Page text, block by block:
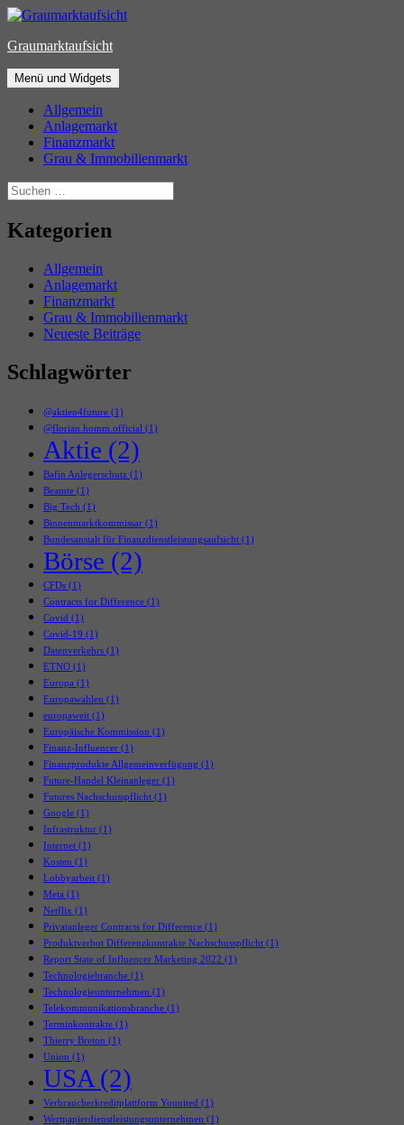
Zum
springen
Graumarktaufsicht
Menü und Widgets
Allgemein
Anlagemarkt
Finanzmarkt
Grau & Immobilienmarkt
Suchen
nach:
Kategorien
Allgemein
Anlagemarkt
Finanzmarkt
Grau & Immobilienmarkt
Neueste Beiträge
Schlagwörter
@aktien4future (1)
@florian.homm.official (1)
Aktie (2)
Bafin Anlegerschutz (1)
Beamte (1)
Big Tech (1)
Binnenmarktkommissar (1)
Bundesanstalt für Finanzdienstleistungsaufsicht (1)
Börse (2)
CFDs (1)
Contracts for Difference (1)
Covid (1)
Covid-19 (1)
Datenverkehrs (1)
ETNO (1)
Europa (1)
Europawahlen (1)
europaweit (1)
Europäische Kommission (1)
Finanz-Influencer (1)
Finanzprodukte Allgemeinverfügung (1)
Future-Handel Kleinanleger (1)
Futures Nachschusspflicht (1)
Google (1)
Infrastruktur (1)
Internet (1)
Kosten (1)
Lobbyarbeit (1)
Meta (1)
Netflix (1)
Privatanleger Contracts for Difference (1)
Produktverbot Differenzkontrakte Nachschusspflicht (1)
Report State of Influencer Marketing 2022 (1)
Technologiebranche (1)
Technologieunternehmen (1)
Telekommunikationsbranche (1)
Terminkontrakte (1)
Thierry Breton (1)
Union (1)
USA (2)
Verbraucherkreditplattform Younited (1)
Wertpapierdienstleistungsunternehmen (1)